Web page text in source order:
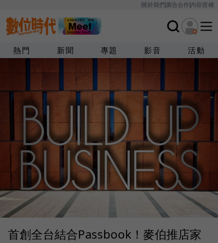
關於我們廣告合作內容授權
熱門 新聞 專題 影音 活動
首創全台結合Passbook！麥伯推店家